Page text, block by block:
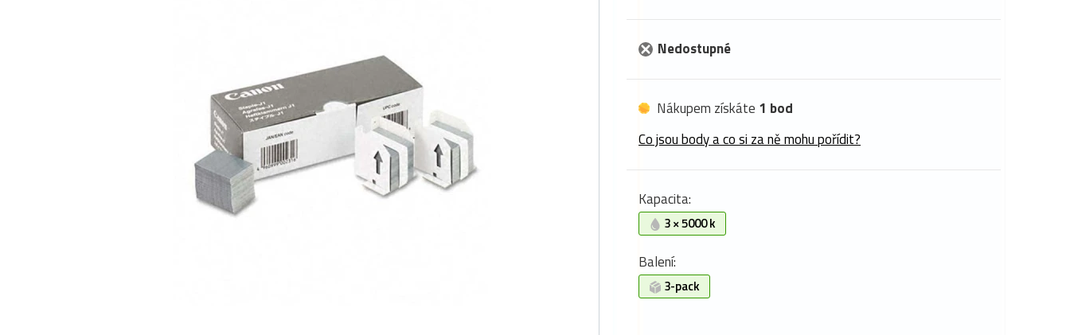
Nedostupné
Nákupem získáte 1 bod
Co jsou body a co si za ně mohu pořídit?
Kapacita:
3 × 5000 k
Balení:
3-pack